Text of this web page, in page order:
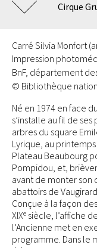
Cirque
Carré Silvia Monfort
Impression
BnF, département
© Bibliothèque
Né en 1974 en face
s’installe au fil de
arbres du square
Lyrique, au printemps
Plateau Beaubourg
Pompidou, et,
avant de monter son
abattoirs de
Conçue à la façon
XIXe siècle, l’affiche
l’Ancienne met en
programme. Dans le